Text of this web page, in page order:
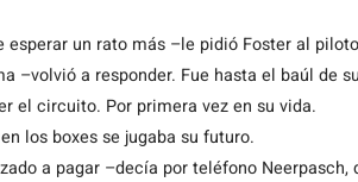
esperar un rato más –le pidió Foster al
–volvió a responder. Fue hasta el baúl de
el circuito. Por primera vez en su vida.
los boxes se jugaba su futuro.
a pagar –decía por teléfono